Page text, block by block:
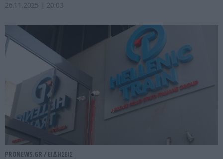
26.11.2025 | 20:03
PRONEWS.GR / ΕΙΔΗΣΕΙΣ